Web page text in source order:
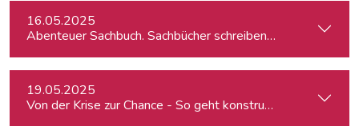
16.05.2025
Abenteuer Sachbuch. Sachbücher schreiben für
19.05.2025
Von der Krise zur Chance - So geht konstruktiver